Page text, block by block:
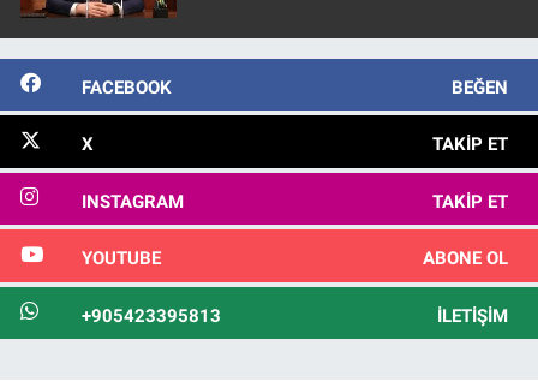
FACEBOOK BEĞEN
X TAKIP ET
INSTAGRAM TAKIP ET
YOUTUBE ABONE OL
+905423395813 İLETIŞIM